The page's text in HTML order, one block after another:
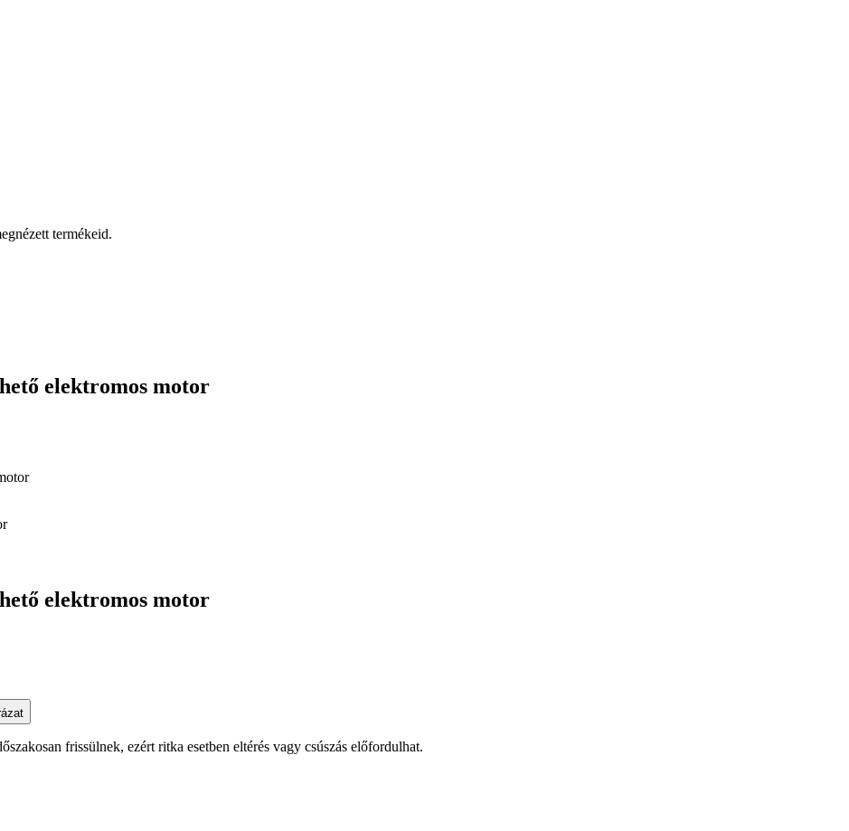
termékeid.
elektromos motor
elektromos motor
frissülnek, ezért ritka esetben eltérés vagy csúszás előfordulhat.